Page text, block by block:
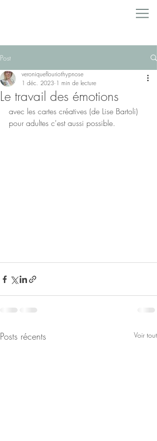
Post
Le travail des émotions
veroniqueflouriothypnose
1 déc. 2023 1 min de lecture
avec les cartes créatives (de Lise Bartoli)
pour adultes c'est aussi possible.
Posts récents Voir tout